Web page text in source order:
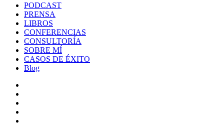
PODCAST
PRENSA
LIBROS
CONFERENCIAS
CONSULTORÍA
SOBRE MÍ
CASOS DE ÉXITO
Blog